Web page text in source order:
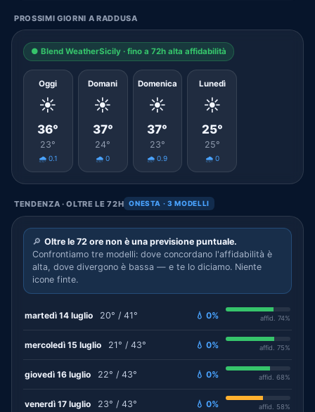
PROSSIMI GIORNI A RADDUSA
● Blend WeatherSicily · fino a 72h alta affidabilità
Oggi
☀️
36°
23°
🌧️ 0.1
Domani
☀️
37°
24°
🌧️ 0
Domenica
☀️
37°
23°
🌧️ 0.9
Lunedì
☀️
25°
25°
🌧️ 0
TENDENZA · OLTRE LE 72H ONESTA · 3 MODELLI
🔎 Oltre le 72 ore non è una previsione puntuale.
Confrontiamo tre modelli: dove concordano l'affidabilità è
alta, dove divergono è bassa — e te lo diciamo. Niente
icone finte.
martedì 14 luglio 20° / 41° 💧 0% affid. 74%
mercoledì 15 luglio 21° / 43° 💧 0% affid. 75%
giovedì 16 luglio 22° / 43° 💧 0% affid. 68%
venerdì 17 luglio 23° / 43° 💧 0% affid. 58%